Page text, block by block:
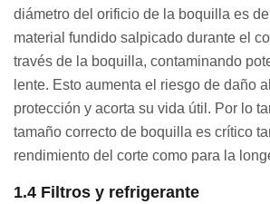
diámetro del orificio de la boquilla es
material fundido salpicado durante el
través de la boquilla, contaminando
lente. Esto aumenta el riesgo de daño
protección y acorta su vida útil. Por lo
tamaño correcto de boquilla es crítico
rendimiento del corte como para la
1.4 Filtros y refrigerante